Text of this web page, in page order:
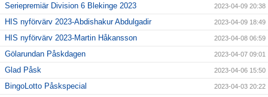
Seriepremiär Division 6 Blekinge 2023 2023-04-09 20:38
HIS nyförvärv 2023-Abdishakur Abdulgadir 2023-04-09 18:49
HIS nyförvärv 2023-Martin Håkansson 2023-04-08 06:59
Gölarundan Påskdagen 2023-04-07 09:01
Glad Påsk 2023-04-06 15:50
BingoLotto Påskspecial 2023-04-03 20:22